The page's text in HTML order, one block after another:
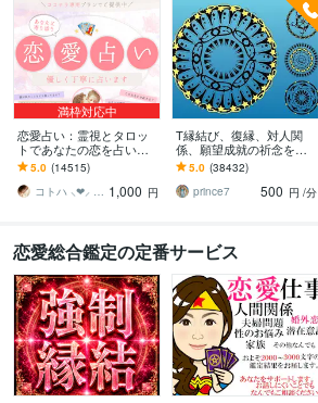
満枠対応中
恋愛占い：霊視とタロッ
トであなたの恋を占いま
す 復縁・片想い・複雑
愛・夫婦問題…お悩みに
優しく寄り添います♡
5.0 (14515)
コトハ ⸜❤︎⸝ 新サービス提供開始✨️ 1,000 円
T縁結び、復縁、対人関
係、願望成就の祈念を承
ります 対象者の思いと状
況、対象者との対話、祈
念
5.0 (38432)
prince7
500 円 /分
恋愛総合鑑定の定番サービス